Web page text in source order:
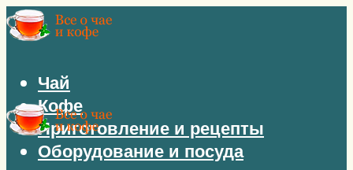
Чай
Кофе
Приготовление и рецепты
Оборудование и посуда